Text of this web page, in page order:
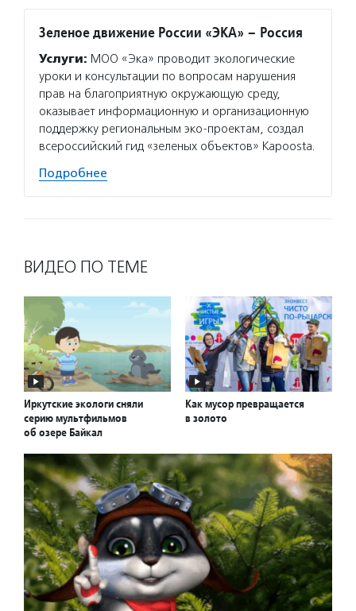
Зеленое движение России «ЭКА» – Россия
Услуги: МОО «Эка» проводит экологические
уроки и консультации по вопросам нарушения
прав на благоприятную окружающую среду,
оказывает информационную и организационную
поддержку региональным эко-проектам, создал
всероссийский гид «зеленых объектов» Kapoosta.
Подробнее
ВИДЕО ПО ТЕМЕ
Иркутские экологи сняли
серию мультфильмов
об озере Байкал
Как мусор превращается
в золото